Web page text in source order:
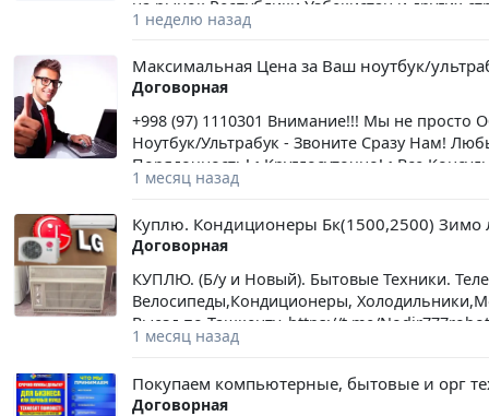
на рынок Республики Узбекистан и других
соответствующей мировым стандартам
посредников, по выгодным ценам.
развиваем новое направление —
возможности сотрудничества. Компания
партнером нескольких крупных
располагаем широкой базой проверенных
оборудования. Приобретение техники и
заказчика. Тракторы 504 серии TY от 5300$
боковыми колесными редукторами Тракторы
Telegram / Whats App +998 94 52 301 52,
1 неделю назад
Максимальная Цена за Ваш ноутбук/
Договорная
+998 (97) 1110301 Внимание!!! Мы не
Ноутбук/Ультрабук - Звоните Сразу Нам!
Порядочность! • Круглосуточно! • Все
Заботимся о Своих Клиентах! • Оплата
Звонок Нам - Это Успех Вам =
1 месяц назад
Куплю. Кондиционеры Бк(1500,2500) Зимо
Договорная
КУПЛЮ. (Б/у и Новый). Бытовые Техники.
Велосипеды,Кондиционеры,
Выезд по Ташкенту. https://t.me/
1 месяц назад
Покупаем компьютерные, бытовые и орг
Договорная